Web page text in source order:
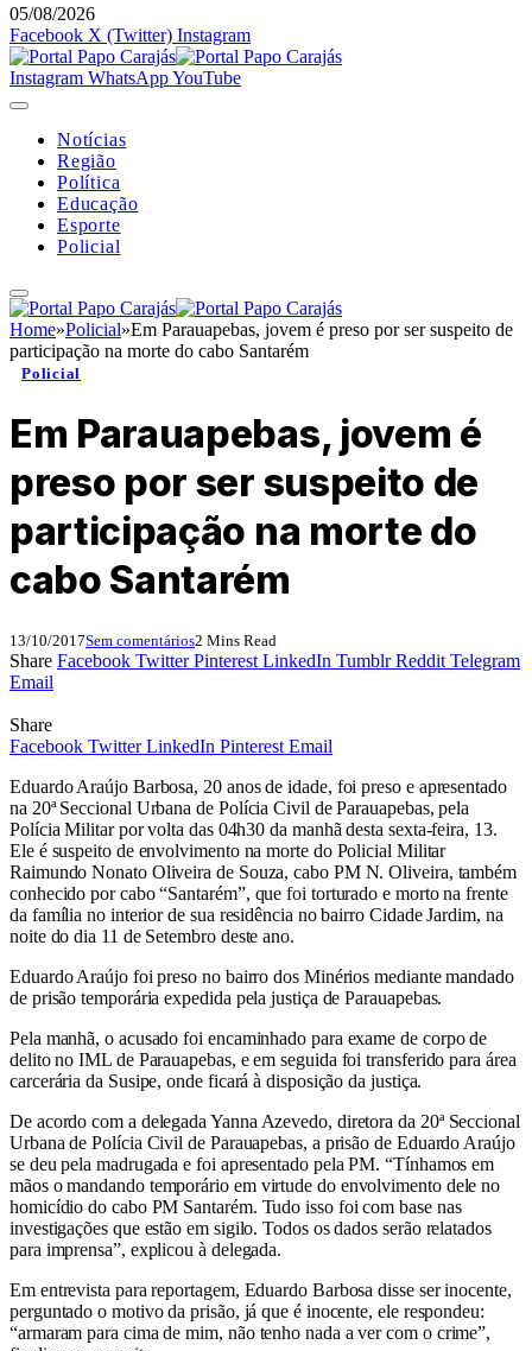
05/08/2026
Facebook X (Twitter) Instagram
Instagram WhatsAppYouTube
Notícias
Região
Política
Educação
Esporte
Policial
Home»Policial»Em Parauapebas, jovem é preso por ser suspeito de
participação na morte do cabo Santarém
Policial
Em Parauapebas, jovem é
preso por ser suspeito de
participação na morte do
cabo Santarém
13/10/2017Sem comentários2 Mins Read
Share Facebook Twitter Pinterest LinkedIn Tumblr Reddit Telegram
Email
Share
Facebook Twitter LinkedIn Pinterest Email
Eduardo Araújo Barbosa, 20 anos de idade, foi preso e apresentado
na 20ª Seccional Urbana de Polícia Civil de Parauapebas, pela
Polícia Militar por volta das 04h30 da manhã desta sexta-feira, 13.
Ele é suspeito de envolvimento na morte do Policial Militar
Raimundo Nonato Oliveira de Souza, cabo PM N. Oliveira, também
conhecido por cabo “Santarém”, que foi torturado e morto na frente
da família no interior de sua residência no bairro Cidade Jardim, na
noite do dia 11 de Setembro deste ano.
Eduardo Araújo foi preso no bairro dos Minérios mediante mandado
de prisão temporária expedida pela justiça de Parauapebas.
Pela manhã, o acusado foi encaminhado para exame de corpo de
delito no IML de Parauapebas, e em seguida foi transferido para área
carcerária da Susipe, onde ficará à disposição da justiça.
De acordo com a delegada Yanna Azevedo, diretora da 20ª Seccional
Urbana de Polícia Civil de Parauapebas, a prisão de Eduardo Araújo
se deu pela madrugada e foi apresentado pela PM. “Tínhamos em
mãos o mandando temporário em virtude do envolvimento dele no
homicídio do cabo PM Santarém. Tudo isso foi com base nas
investigações que estão em sigilo. Todos os dados serão relatados
para imprensa”, explicou à delegada.
Em entrevista para reportagem, Eduardo Barbosa disse ser inocente,
perguntado o motivo da prisão, já que é inocente, ele respondeu:
“armaram para cima de mim, não tenho nada a ver com o crime”,